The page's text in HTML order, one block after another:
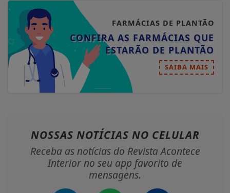
FARMÁCIAS DE PLANTÃO
CONFIRA AS FARMÁCIAS QUE
ESTARÃO DE PLANTÃO
SAIBA MAIS
NOSSAS NOTÍCIAS NO CELULAR
Receba as notícias do Revista Acontece
Interior no seu app favorito de
mensagens.